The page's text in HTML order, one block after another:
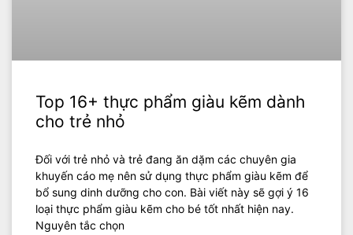
Top 16+ thực phẩm giàu kẽm dành
cho trẻ nhỏ
Đối với trẻ nhỏ và trẻ đang ăn dặm các chuyên gia
khuyến cáo mẹ nên sử dụng thực phẩm giàu kẽm để
bổ sung dinh dưỡng cho con. Bài viết này sẽ gợi ý 16
loại thực phẩm giàu kẽm cho bé tốt nhất hiện nay.
Nguyên tắc chọn